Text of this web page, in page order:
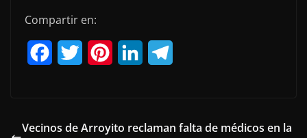
Compartir en:
e
t
t
k
e
Vecinos de Arroyito reclaman falta de médicos en la